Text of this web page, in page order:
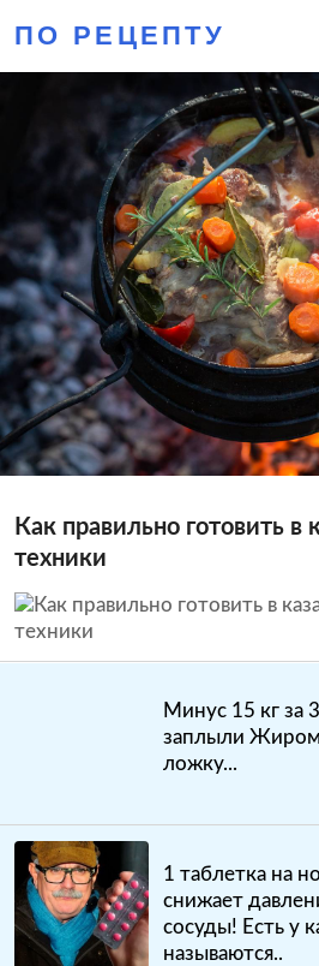
ПО РЕЦЕПТУ
Как правильно готовить в
техники
Минус 15 кг за
заплыли
ложку...
1 таблетка на
снижает
сосуды! Есть у
называются..